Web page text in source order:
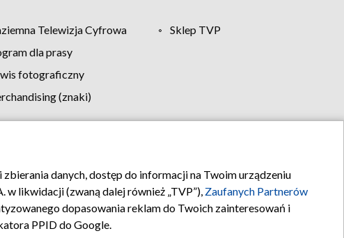
Telewizja Cyfrowa
Sklep TVP
dla prasy
fotograficzny
(znaki)
reklamy Kontakt
danych, dostęp do informacji na Twoim urządzeniu
likwidacji (zwaną dalej również „TVP”), Zaufanych Partnerów
dopasowania reklam do Twoich zainteresowań i
PPID do Google.